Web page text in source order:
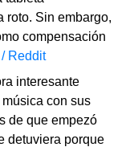
roto. Sin embargo,
compensación
Reddit
interesante
con sus
de que empezó
detuviera porque